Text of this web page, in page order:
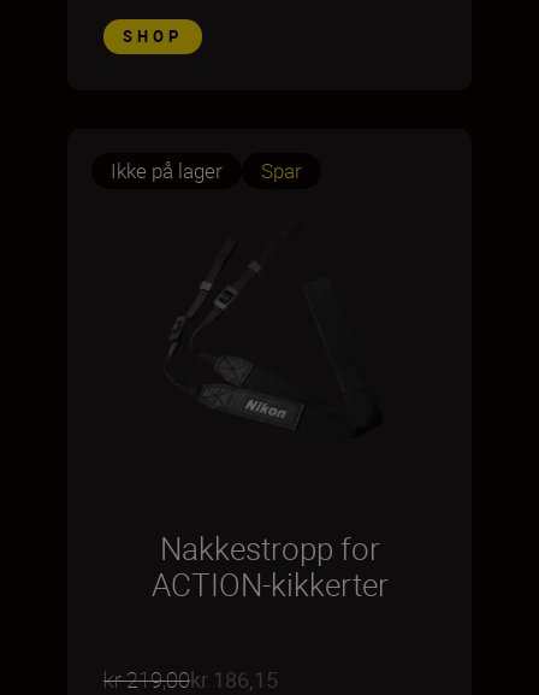
SHOP
Ikke på lager Spar
Nakkestropp for
ACTION-kikkerter
kr 219,00kr 186,15